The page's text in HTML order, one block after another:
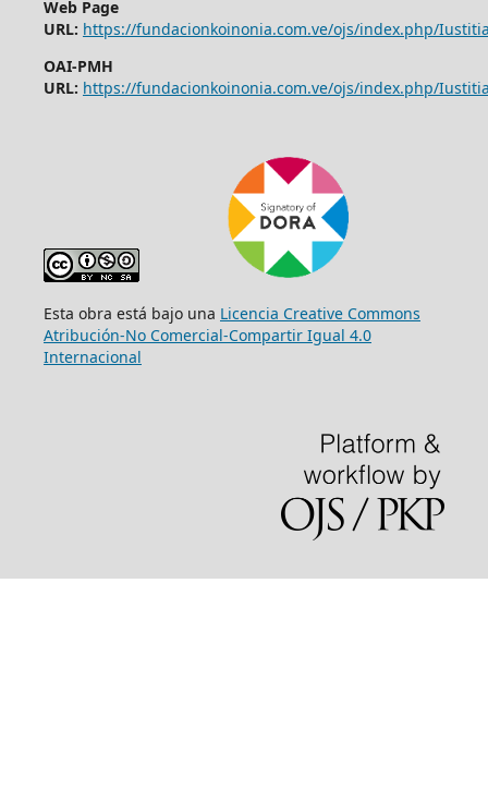
Web Page
URL: https://fundacionkoinonia.com.ve/ojs/index.php/
OAI-PMH
URL: https://fundacionkoinonia.com.ve/ojs/index.php/
Esta obra está bajo una Licencia Creative Commons
Atribución-No Comercial-Compartir Igual 4.0
Internacional